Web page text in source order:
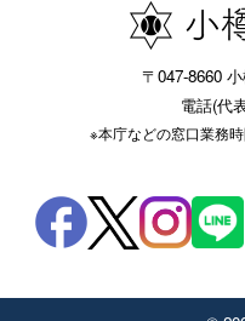
〒047-8660
電話(代
※本庁などの窓口業務時